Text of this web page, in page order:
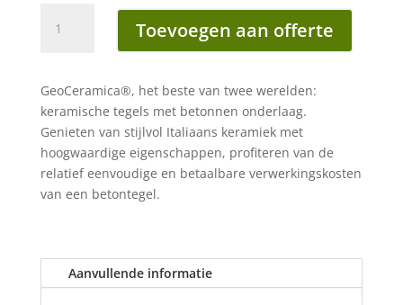
60x60x4
musk
aantal
Toevoegen aan offerte
GeoCeramica®, het beste van twee werelden:
keramische tegels met betonnen onderlaag.
Genieten van stijlvol Italiaans keramiek met
hoogwaardige eigenschappen, profiteren van de
relatief eenvoudige en betaalbare verwerkingskosten
van een betontegel.
Aanvullende informatie